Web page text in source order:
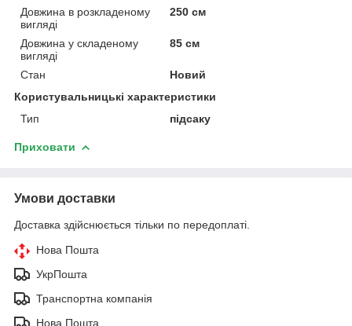
Довжина в розкладеному
вигляді
250 см
Довжина у складеному
вигляді
85 см
Стан
Новий
Користувальницькі характеристики
Тип
підсаку
Приховати
Умови доставки
Доставка здійснюється тільки по передоплаті.
Нова Пошта
УкрПошта
Транспортна компанія
Нова Пошта